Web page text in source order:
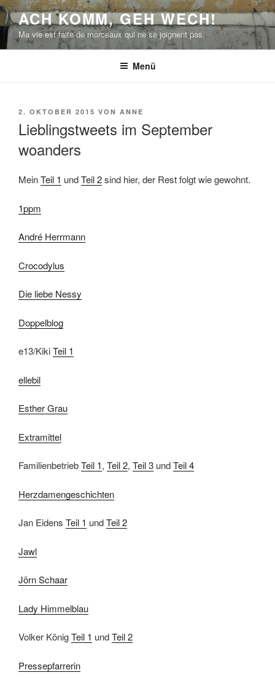
Zum
Inhalt
springen
ACH KOMM, GEH WECH!
Ma vie est faite de morceaux qui ne se joignent pas.
Menü
VERÖFFENTLICHT
2. OKTOBER 2015 VON ANNE
Lieblingstweets im September
woanders
MeinTeil 1 undTeil 2sind hier, der Rest folgt wie gewohnt.
1ppm
André Herrmann
Crocodylus
Die liebe Nessy
Doppelblog
e13/KikiTeil 1
ellebil
Esther Grau
Extramittel
FamilienbetriebTeil 1, Teil 2, Teil 3 undTeil 4
Herzdamengeschichten
Jan Eidens Teil 1 undTeil 2
Jawl
Jörn Schaar
Lady Himmelblau
Volker KönigTeil 1 undTeil 2
Pressepfarrerin